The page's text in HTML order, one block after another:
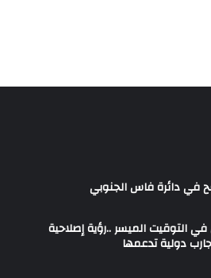
في دائرة فاس الجنوبي
التوقيت الميسر ..رؤية إصلاحية
دولية تدعمها